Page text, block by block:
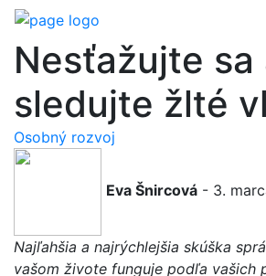
Nesťažujte sa
sledujte žlté
Osobný rozvoj
Eva Šnircová - 3.
Najľahšia a najrýchlejšia skúška
vašom živote funguje podľa vašich